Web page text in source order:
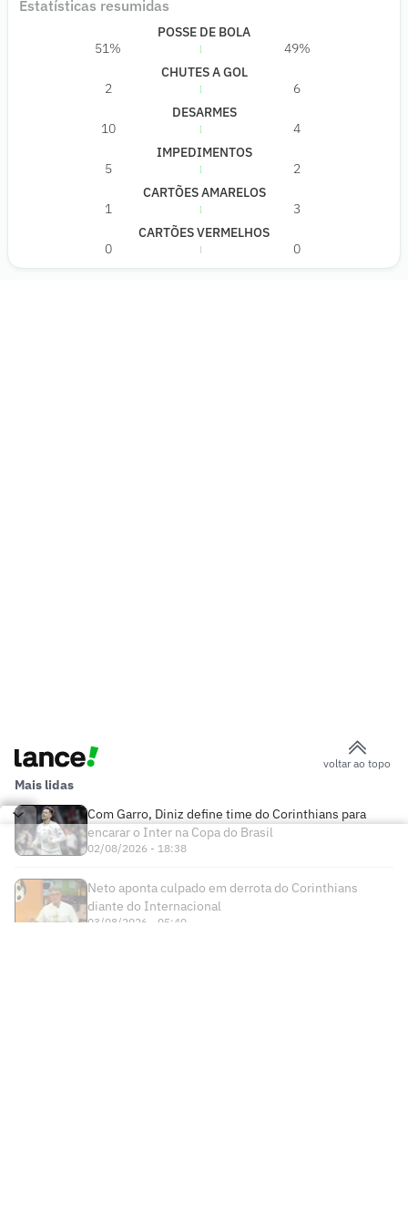
Estatísticas resumidas
POSSE DE BOLA
51%
49%
CHUTES A GOL
2
6
DESARMES
10
4
IMPEDIMENTOS
5
2
CARTÕES AMARELOS
1
3
CARTÕES VERMELHOS
0
0
voltar ao topo
Mais lidas
Com Garro, Diniz define time do Corinthians para
encarar o Inter na Copa do Brasil
02/08/2026 - 18:38
Neto aponta culpado em derrota do Corinthians
diante do Internacional
03/08/2026 - 05:40